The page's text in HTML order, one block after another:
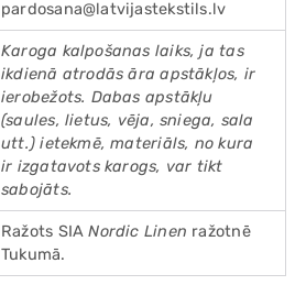
pardosana@latvijastekstils.lv
Karoga kalpošanas laiks, ja tas
ikdienā atrodās āra apstākļos, ir
ierobežots. Dabas apstākļu
(saules, lietus, vēja, sniega, sala
utt.) ietekmē, materiāls, no kura
ir izgatavots karogs, var tikt
sabojāts.
Ražots SIANordic Linen ražotnē
Tukumā.